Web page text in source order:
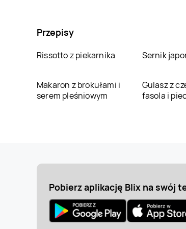
Przepisy
Rissotto z piekarnika Sernik
Makaron z brokułami i
serem pleśniowym
Gulasz z
fasola i
Pobierz aplikację Blix na swój